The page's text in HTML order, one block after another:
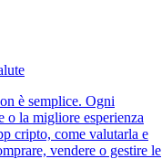
è semplice. Ogni
o la migliore esperienza
cripto, come valutarla e
vendere o gestire le